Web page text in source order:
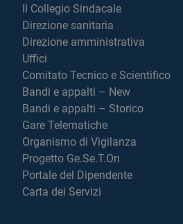
Il Collegio Sindacale
Direzione sanitaria
Direzione amministrativa
Uffici
Comitato Tecnico e Scientifico
Bandi e appalti – New
Bandi e appalti – Storico
Gare Telematiche
Organismo di Vigilanza
Progetto Ge.Se.T.On
Portale del Dipendente
Carta dei Servizi